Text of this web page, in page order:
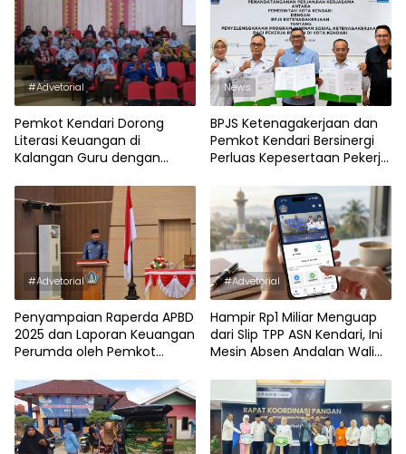
#Advetorial
Pemkot Kendari Dorong
Literasi Keuangan di
Kalangan Guru dengan
News
BPJS Ketenagakerjaan dan
Pemkot Kendari Bersinergi
Perluas Kepesertaan Pekerja
#Advetorial
Penyampaian Raperda APBD
2025 dan Laporan Keuangan
Perumda oleh Pemkot
#Advetorial
Hampir Rp1 Miliar Menguap
dari Slip TPP ASN Kendari, Ini
Mesin Absen Andalan Wali